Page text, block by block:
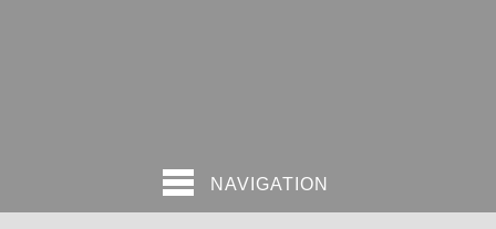
NAVIGATION